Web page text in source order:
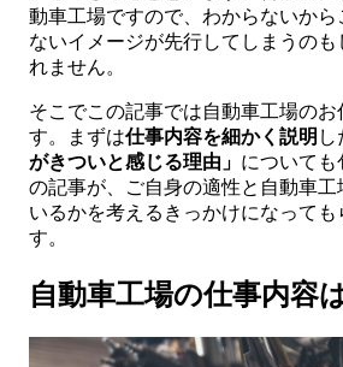
動車工場ですので、わからないから
ないイメージが先行してしまうの
れません。
そこでこの記事では自動車工場のお
す。まずは仕事内容を細かく説明
がきついと感じる理由」 についても
の記事が、ご自身の適性と自動車工
いるかを考えるきっかけになって
す。
自動車工場の仕事内容